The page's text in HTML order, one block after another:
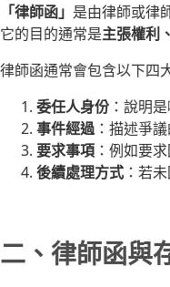
「律師函」 是由律師或律
它的目的通常是主張權利
律師函通常會包含以下四
委任人身份 ：說明
事件經過：描述爭
要求事項 ：例如要
後續處理方式 ：若
二、律師函與